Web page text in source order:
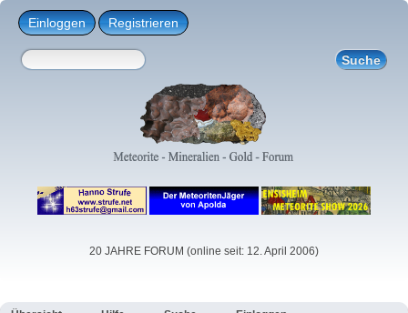
Einloggen Registrieren
20 JAHRE FORUM (online seit: 12. April 2006)